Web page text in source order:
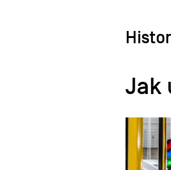
Jak